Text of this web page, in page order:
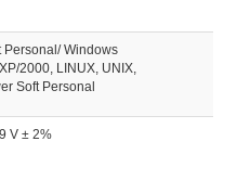
Personal/ Windows
2000, LINUX, UNIX,
Soft Personal
V ± 2%